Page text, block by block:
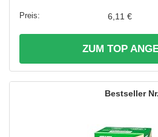
6,11 €
ZUM TOP